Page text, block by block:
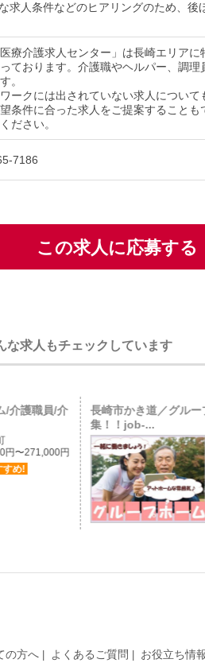
求人条件などのヒアリングのため、後
医療介護求人センター」は長崎エリア
ております。介護職やヘルパー、調
。
ークには出されていない求人につい
条件に合った求人をご提案すること
ださい。
7186
この求人に応募する
な求人もチェックしています
/介護職員/介
円〜271,000円
すめ!
長崎市かき道／グル
集！！job-...
の方へ よくあるご質問 お役立ち情